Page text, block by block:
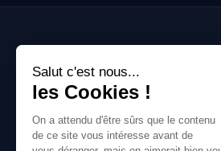
Salut c'est nous...
les Cookies !
On a attendu d'être sûrs que le contenu
de ce site vous intéresse avant de
Bâtisseurs de
Sites, apps, e-
conception au run.